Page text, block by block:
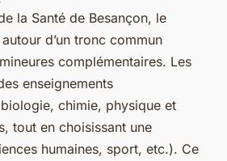
la Santé de Besançon, le
d’un tronc commun
complémentaires. Les
enseignements
chimie, physique et
tout en choisissant une
humaines, sport, etc.). Ce